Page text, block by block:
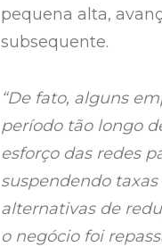
pequena alta,
subsequente.
“De fato, alguns
período tão longo
esforço das redes
suspendendo
alternativas de
o negócio foi